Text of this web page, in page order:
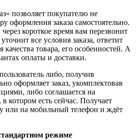
позволяет покупателю не
оформления заказа самостоятельно.
короткое время вам перезвонит
все условия заказа, ответит
товара, его особенностей. А
оплаты и доставки.
либо, получив
оформляет заказ, укомплектовав
либо соглашается на
котором есть сейчас. Получает
или на мобильный телефон и ждёт
режиме